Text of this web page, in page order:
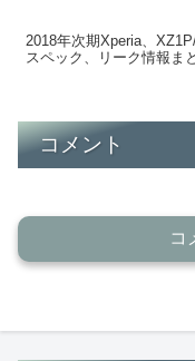
2018年次期Xperia、
スペック、リーク情報ま
コメント
コ